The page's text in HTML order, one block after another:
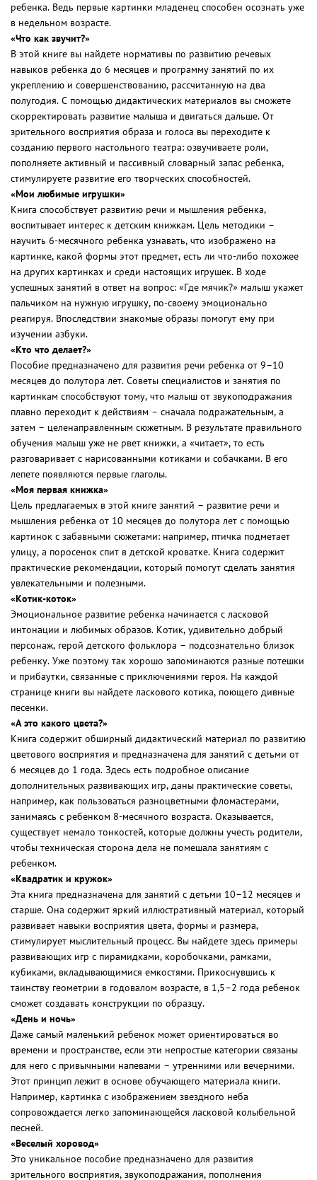
ребенка. Ведь первые картинки младенец способен осознать уже
в недельном возрасте.
«Что как звучит?»
В этой книге вы найдете нормативы по развитию речевых
навыков ребенка до 6 месяцев и программу занятий по их
укреплению и совершенствованию, рассчитанную на два
полугодия. С помощью дидактических материалов вы сможете
скорректировать развитие малыша и двигаться дальше. От
зрительного восприятия образа и голоса вы переходите к
созданию первого настольного театра: озвучиваете роли,
пополняете активный и пассивный словарный запас ребенка,
стимулируете развитие его творческих способностей.
«Мои любимые игрушки»
Книга способствует развитию речи и мышления ребенка,
воспитывает интерес к детским книжкам. Цель методики –
научить 6-месячного ребенка узнавать, что изображено на
картинке, какой формы этот предмет, есть ли что-либо похожее
на других картинках и среди настоящих игрушек. В ходе
успешных занятий в ответ на вопрос: «Где мячик?» малыш укажет
пальчиком на нужную игрушку, по-своему эмоционально
реагируя. Впоследствии знакомые образы помогут ему при
изучении азбуки.
«Кто что делает?»
Пособие предназначено для развития речи ребенка от 9–10
месяцев до полутора лет. Советы специалистов и занятия по
картинкам способствуют тому, что малыш от звукоподражания
плавно переходит к действиям – сначала подражательным, а
затем – целенаправленным сюжетным. В результате правильного
обучения малыш уже не рвет книжки, а «читает», то есть
разговаривает с нарисованными котиками и собачками. В его
лепете появляются первые глаголы.
«Моя первая книжка»
Цель предлагаемых в этой книге занятий – развитие речи и
мышления ребенка от 10 месяцев до полутора лет с помощью
картинок с забавными сюжетами: например, птичка подметает
улицу, а поросенок спит в детской кроватке. Книга содержит
практические рекомендации, который помогут сделать занятия
увлекательными и полезными.
«Котик-коток»
Эмоциональное развитие ребенка начинается с ласковой
интонации и любимых образов. Котик, удивительно добрый
персонаж, герой детского фольклора – подсознательно близок
ребенку. Уже поэтому так хорошо запоминаются разные потешки
и прибаутки, связанные с приключениями героя. На каждой
странице книги вы найдете ласкового котика, поющего дивные
песенки.
«А это какого цвета?»
Книга содержит обширный дидактический материал по развитию
цветового восприятия и предназначена для занятий с детьми от
6 месяцев до 1 года. Здесь есть подробное описание
дополнительных развивающих игр, даны практические советы,
например, как пользоваться разноцветными фломастерами,
занимаясь с ребенком 8-месячного возраста. Оказывается,
существует немало тонкостей, которые должны учесть родители,
чтобы техническая сторона дела не помешала занятиям с
ребенком.
«Квадратик и кружок»
Эта книга предназначена для занятий с детьми 10–12 месяцев и
старше. Она содержит яркий иллюстративный материал, который
развивает навыки восприятия цвета, формы и размера,
стимулирует мыслительный процесс. Вы найдете здесь примеры
развивающих игр с пирамидками, коробочками, рамками,
кубиками, вкладывающимися емкостями. Прикоснувшись к
таинству геометрии в годовалом возрасте, в 1,5–2 года ребенок
сможет создавать конструкции по образцу.
«День и ночь»
Даже самый маленький ребенок может ориентироваться во
времени и пространстве, если эти непростые категории связаны
для него с привычными напевами – утренними или вечерними.
Этот принцип лежит в основе обучающего материала книги.
Например, картинка с изображением звездного неба
сопровождается легко запоминающейся ласковой колыбельной
песней.
«Веселый хоровод»
Это уникальное пособие предназначено для развития
зрительного восприятия, звукоподражания, пополнения